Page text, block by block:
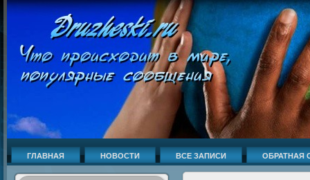
ГЛАВНАЯ НОВОСТИ ВСЕ ЗАПИСИ ОБРАТНАЯ